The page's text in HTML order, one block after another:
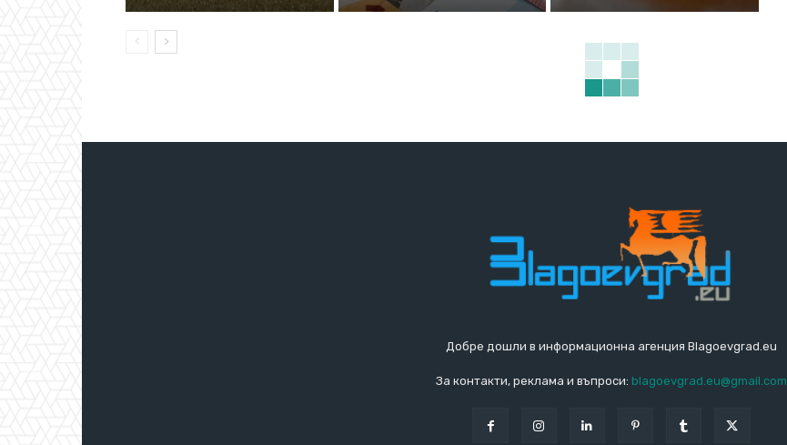
Добре дошли в информационна агенция Blagoevgrad.eu
За контакти, реклама и въпроси: blagoevgrad.eu@gmail.com